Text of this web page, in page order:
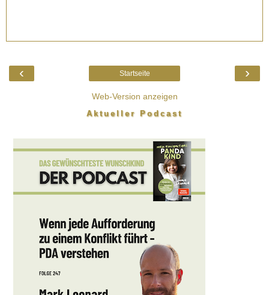
‹ ›
Startseite
Web-Version anzeigen
Aktueller Podcast